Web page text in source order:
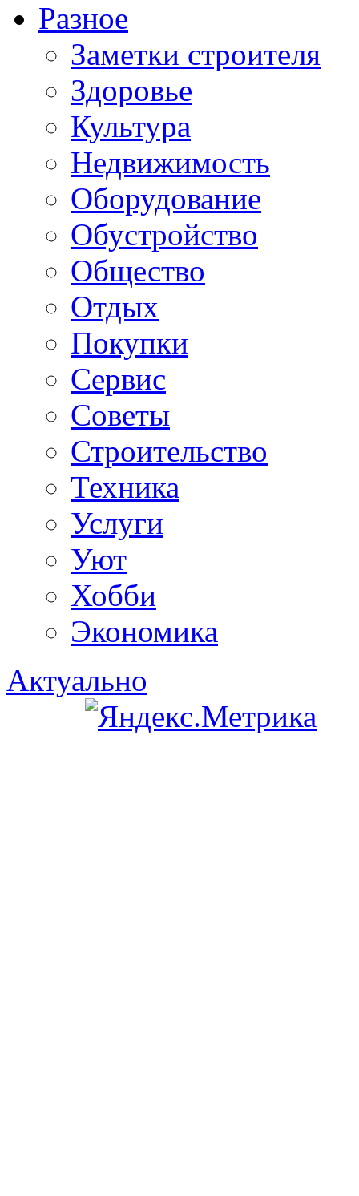
Разное
Заметки строителя
Здоровье
Культура
Недвижимость
Оборудование
Обустройство
Общество
Отдых
Покупки
Сервис
Советы
Строительство
Техника
Услуги
Уют
Хобби
Экономика
Актуально